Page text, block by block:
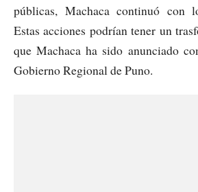
públicas, Machaca continuó con
Estas acciones podrían tener un
que Machaca ha sido anunciado
Gobierno Regional de Puno.